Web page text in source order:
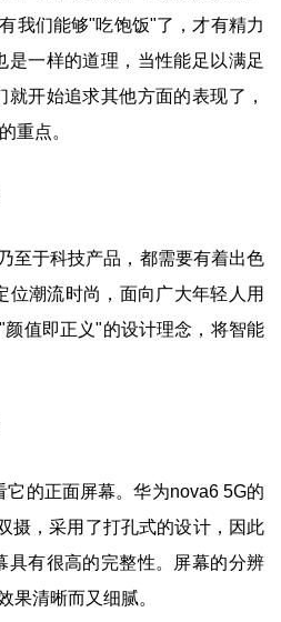
我们能够"吃饱饭"了，才有精力
一样的道理，当性能足以满足
开始追求其他方面的表现了，
重点。
至于科技产品，都需要有着出色
潮流时尚，面向广大年轻人用
值即正义"的设计理念，将智能
的正面屏幕。华为nova6 5G的
摄，采用了打孔式的设计，因此
具有很高的完整性。屏幕的分辨
果清晰而又细腻。